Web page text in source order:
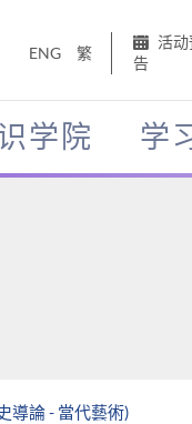
ENG 繁
活动
告
学院 学
導論 - 當代藝術)